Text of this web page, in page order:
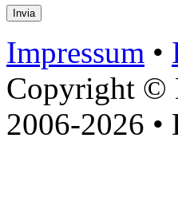
Impressum •
Copyright ©
2006-2026 •